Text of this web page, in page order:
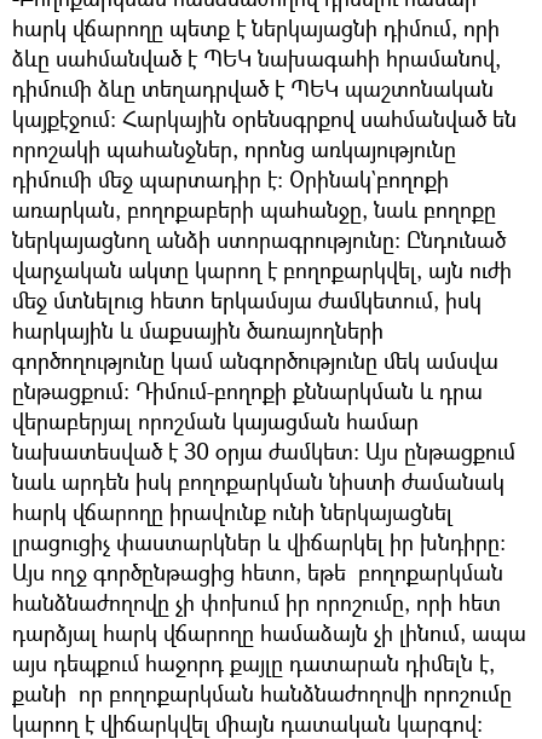
հարկ վճարողը պետք է ներկայացնի դիմում, որի
ձևը սահմանված է ՊԵԿ նախագահի հրամանով,
դիմումի ձևը տեղադրված է ՊԵԿ պաշտոնական
կայքէջում: Հարկային օրենսգրքով սահմանված են
որոշակի պահանջներ, որոնց առկայությունը
դիմումի մեջ պարտադիր է: Օրինակ`բողոքի
առարկան, բողոքաբերի պահանջը, նաև բողոքը
ներկայացնող անձի ստորագրությունը: Ընդունած
վարչական ակտը կարող է բողոքարկվել, այն ուժի
մեջ մտնելուց հետո երկամսյա ժամկետում, իսկ
հարկային և մաքսային ծառայողների
գործողությունը կամ անգործությունը մեկ ամսվա
ընթացքում: Դիմում-բողոքի քննարկման և դրա
վերաբերյալ որոշման կայացման համար
նախատեսված է 30 օրյա ժամկետ: Այս ընթացքում
նաև արդեն իսկ բողոքարկման նիստի ժամանակ
հարկ վճարողը իրավունք ունի ներկայացնել
լրացուցիչ փաստարկներ և վիճարկել իր խնդիրը:
Այս ողջ գործընթացից հետո, եթե բողոքարկման
հանձնաժողովը չի փոխում իր որոշումը, որի հետ
դարձյալ հարկ վճարողը համաձայն չի լինում, ապա
այս դեպքում հաջորդ քայլը դատարան դիմելն է,
քանի որ բողոքարկման հանձնաժողովի որոշումը
կարող է վիճարկվել միայն դատական կարգով: